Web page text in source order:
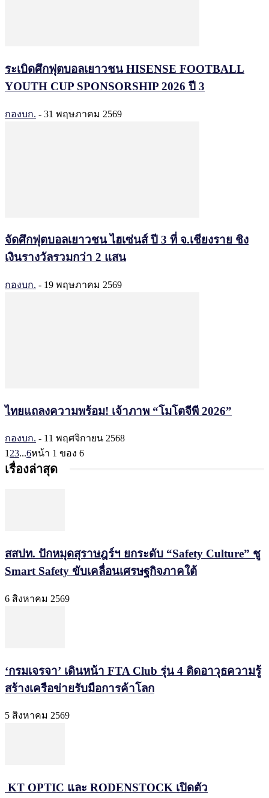
ระเบิดศึกฟุตบอลเยาวชน HISENSE FOOTBALL
YOUTH CUP SPONSORSHIP 2026 ปี 3
กองบก. - 31 พฤษภาคม 2569
จัดศึกฟุตบอลเยาวชน ไฮเซ่นส์ ปี 3 ที่ จ.เชียงราย ชิง
เงินรางวัลรวมกว่า 2 แสน
กองบก. - 19 พฤษภาคม 2569
ไทยแถลงความพร้อม! เจ้าภาพ “โมโตจีพี 2026”
กองบก. - 11 พฤศจิกายน 2568
123...6หน้า 1 ของ 6
เรื่องล่าสุด
สสปท. ปักหมุดสุราษฎร์ฯ ยกระดับ “Safety Culture” ชู
Smart Safety ขับเคลื่อนเศรษฐกิจภาคใต้
6 สิงหาคม 2569
‘กรมเจรจา’ เดินหน้า FTA Club รุ่น 4 ติดอาวุธความรู้
สร้างเครือข่ายรับมือการค้าโลก
5 สิงหาคม 2569
KT OPTIC และ RODENSTOCK เปิดตัว